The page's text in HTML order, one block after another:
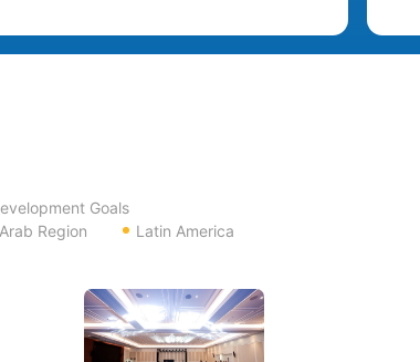
Goals
Arab Region Latin America